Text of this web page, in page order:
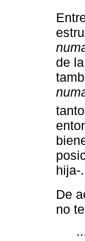
de
hija-
De
no